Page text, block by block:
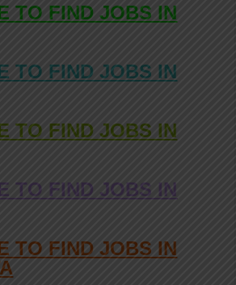
TO FIND JOBS IN
TO FIND JOBS IN
TO FIND JOBS IN
TO FIND JOBS IN
TO FIND JOBS IN